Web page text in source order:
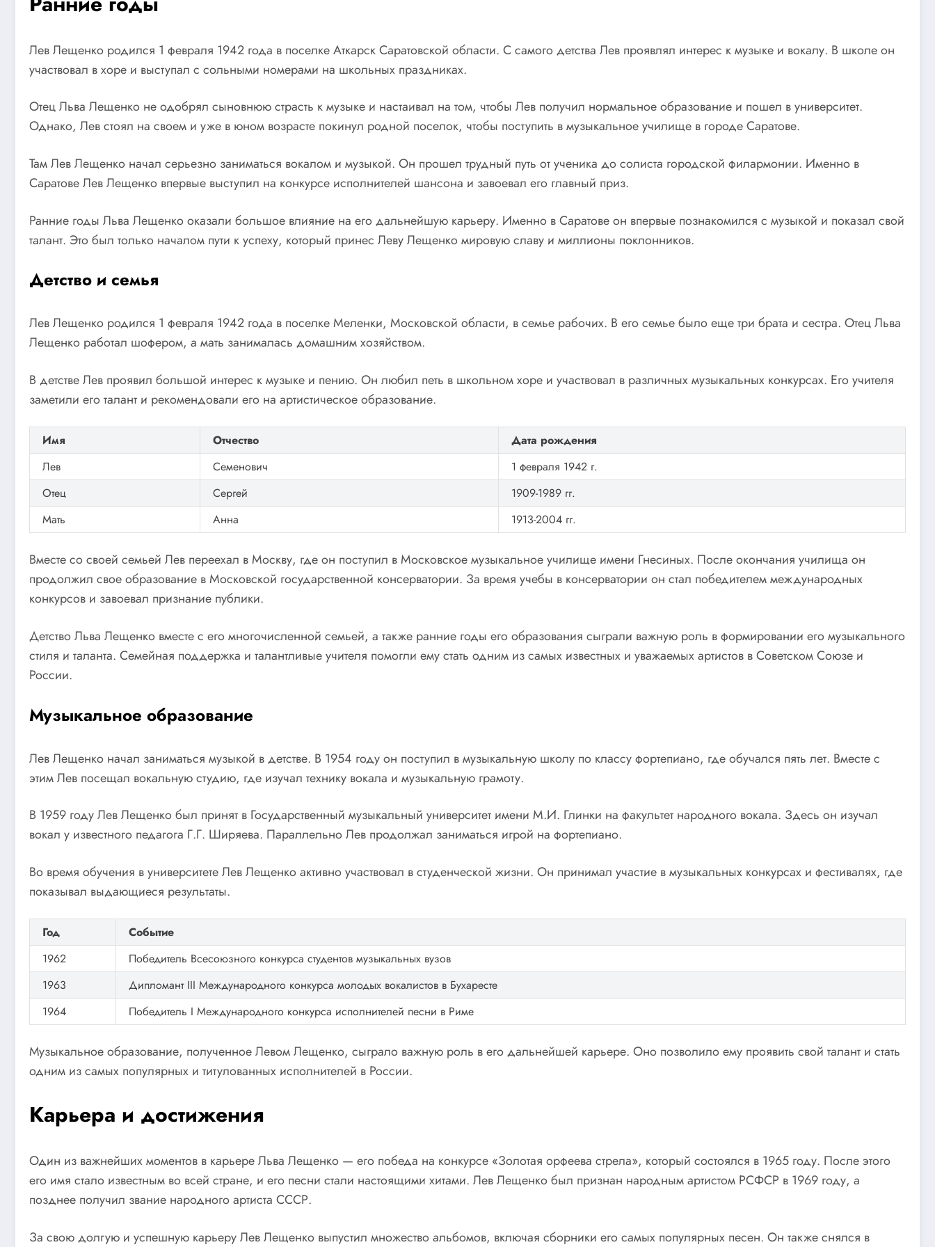
Лев Лещенко родился 1 февраля 1942 года в поселке Аткарск Саратовской области. С самого детства Лев проявлял интерес к музыке и вокалу. В школе он
участвовал в хоре и выступал с сольными номерами на школьных праздниках.
Отец Льва Лещенко не одобрял сыновнюю страсть к музыке и настаивал на том, чтобы Лев получил нормальное образование и пошел в университет.
Однако, Лев стоял на своем и уже в юном возрасте покинул родной поселок, чтобы поступить в музыкальное училище в городе Саратове.
Там Лев Лещенко начал серьезно заниматься вокалом и музыкой. Он прошел трудный путь от ученика до солиста городской филармонии. Именно в
Саратове Лев Лещенко впервые выступил на конкурсе исполнителей шансона и завоевал его главный приз.
Ранние годы Льва Лещенко оказали большое влияние на его дальнейшую карьеру. Именно в Саратове он впервые познакомился с музыкой и показал свой
талант. Это был только началом пути к успеху, который принес Леву Лещенко мировую славу и миллионы поклонников.
Детство и семья
Лев Лещенко родился 1 февраля 1942 года в поселке Меленки, Московской области, в семье рабочих. В его семье было еще три брата и сестра. Отец Льва
Лещенко работал шофером, а мать занималась домашним хозяйством.
В детстве Лев проявил большой интерес к музыке и пению. Он любил петь в школьном хоре и участвовал в различных музыкальных конкурсах. Его учителя
заметили его талант и рекомендовали его на артистическое образование.
Имя Отчество
Дата рождения
Лев
Семенович
1 февраля 1942 г.
Отец
Сергей
1909-1989 гг.
Мать
Анна 1913-2004 гг.
Вместе со своей семьей Лев переехал в Москву, где он поступил в Московское музыкальное училище имени Гнесиных. После окончания училища он
продолжил свое образование в Московской государственной консерватории. За время учебы в консерватории он стал победителем международных
конкурсов и завоевал признание публики.
Детство Льва Лещенко вместе с его многочисленной семьей, а также ранние годы его образования сыграли важную роль в формировании его музыкального
стиля и таланта. Семейная поддержка и талантливые учителя помогли ему стать одним из самых известных и уважаемых артистов в Советском Союзе и
России.
Музыкальное образование
Лев Лещенко начал заниматься музыкой в детстве. В 1954 году он поступил в музыкальную школу по классу фортепиано, где обучался пять лет. Вместе с
этим Лев посещал вокальную студию, где изучал технику вокала и музыкальную грамоту.
В 1959 году Лев Лещенко был принят в Государственный музыкальный университет имени М.И. Глинки на факультет народного вокала. Здесь он изучал
вокал у известного педагога Г.Г. Ширяева. Параллельно Лев продолжал заниматься игрой на фортепиано.
Во время обучения в университете Лев Лещенко активно участвовал в студенческой жизни. Он принимал участие в музыкальных конкурсах и фестивалях, где
показывал выдающиеся результаты.
Год
Событие
1962
Победитель Всесоюзного конкурса студентов музыкальных вузов
1963
Дипломант III Международного конкурса молодых вокалистов в Бухаресте
1964
Победитель I Международного конкурса исполнителей песни в Риме
Музыкальное образование, полученное Левом Лещенко, сыграло важную роль в его дальнейшей карьере. Оно позволило ему проявить свой талант и стать
одним из самых популярных и титулованных исполнителей в России.
Карьера и достижения
Один из важнейших моментов в карьере Льва Лещенко — его победа на конкурсе «Золотая орфеева стрела», который состоялся в 1965 году. После этого
его имя стало известным во всей стране, и его песни стали настоящими хитами. Лев Лещенко был признан народным артистом РСФСР в 1969 году, а
позднее получил звание народного артиста СССР.
За свою долгую и успешную карьеру Лев Лещенко выпустил множество альбомов, включая сборники его самых популярных песен. Он также снялся в